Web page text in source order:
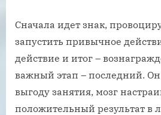
Сначала идет знак,
запустить привычное
действие и итог –
важный этап – последний.
выгоду занятия, мозг
положительный результат в